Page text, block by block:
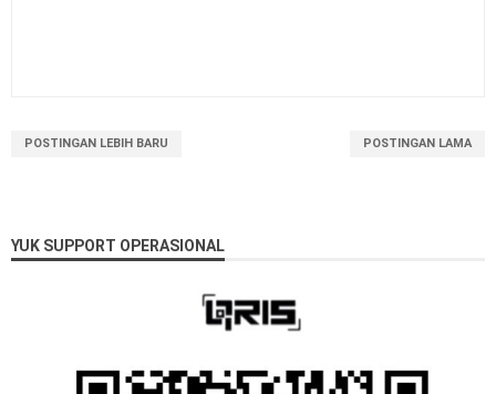
POSTINGAN LEBIH BARU POSTINGAN LAMA
YUK SUPPORT OPERASIONAL